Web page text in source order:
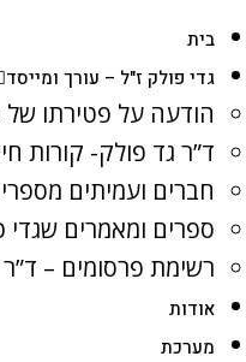
בית
גדי פולק ז"ל – עורך ומייסד
הודעה על פטירתו של
ד”ר גד פולק- קורות
חברים ועמיתים
ספרים ומאמרים
רשימת פרסומים –
אודות
מערכת